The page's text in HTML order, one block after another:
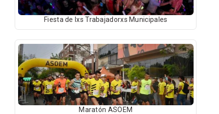
Fiesta de lxs Trabajadorxs Municipales
Maratón ASOEM